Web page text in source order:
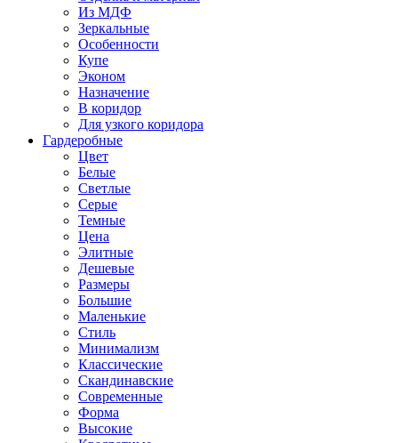
Из МДФ
Зеркальные
Особенности
Купе
Эконом
Назначение
В коридор
Для узкого коридора
Гардеробные
Цвет
Белые
Светлые
Серые
Темные
Цена
Элитные
Дешевые
Размеры
Большие
Маленькие
Стиль
Минимализм
Классические
Скандинавские
Современные
Форма
Высокие